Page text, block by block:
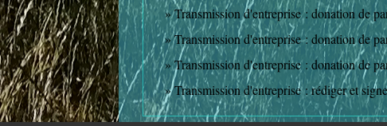
Transmission d'entreprise : donation de
Transmission d'entreprise : donation de
Transmission d'entreprise : donation de
Transmission d'entreprise : rédiger et